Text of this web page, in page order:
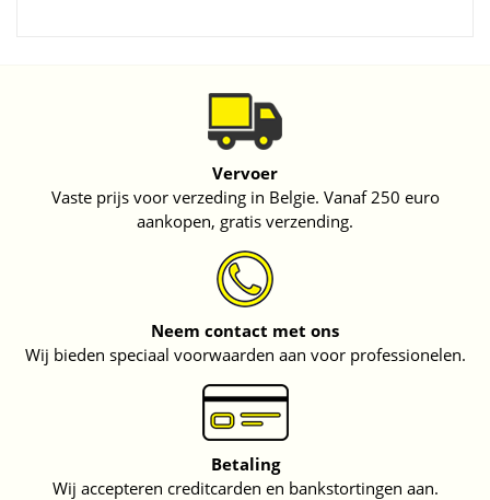
Vervoer
Vaste prijs voor verzeding in Belgie. Vanaf 250 euro
aankopen, gratis verzending.
Neem contact met ons
Wij bieden speciaal voorwaarden aan voor professionelen.
Betaling
Wij accepteren creditcarden en bankstortingen aan.